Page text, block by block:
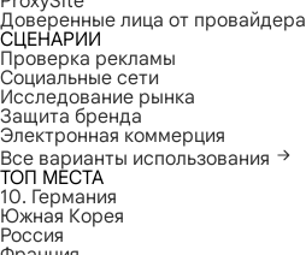
Доверенные лица от провайдера
СЦЕНАРИИ
Проверка рекламы
Социальные сети
Исследование рынка
Защита бренда
Электронная коммерция
Все варианты использования
ТОП МЕСТА
10. Германия
Южная Корея
Россия